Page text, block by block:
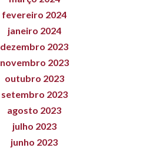
fevereiro 2024
janeiro 2024
dezembro 2023
novembro 2023
outubro 2023
setembro 2023
agosto 2023
julho 2023
junho 2023